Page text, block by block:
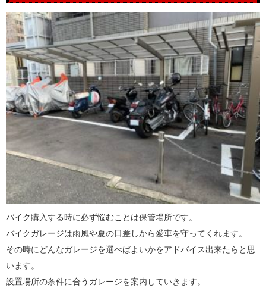
バイク購入する時に必ず悩むことは保管場所です。
バイクガレージは雨風や夏の日差しから愛車を守ってくれます。
その時にどんなガレージを選べばよいかをアドバイス出来たらと思
います。
設置場所の条件に合うガレージを案内していきます。